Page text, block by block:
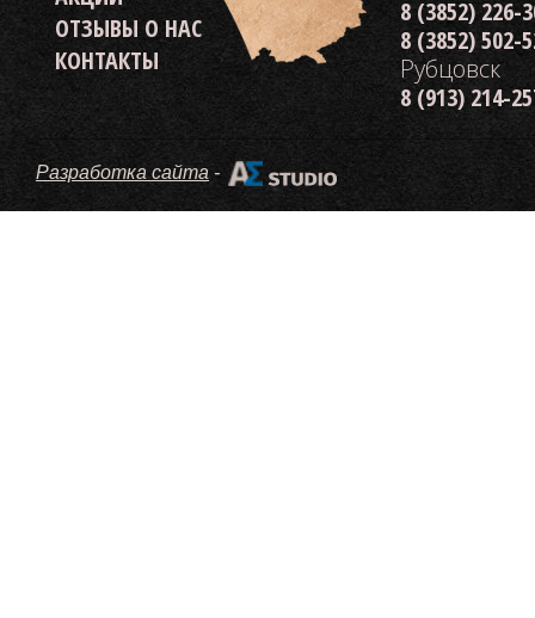
ОТЗЫВЫ О НАС
КОНТАКТЫ
8 (3852) 226-
8 (3852) 502-
Рубцовск
8 (913) 214-
Разработка сайта -